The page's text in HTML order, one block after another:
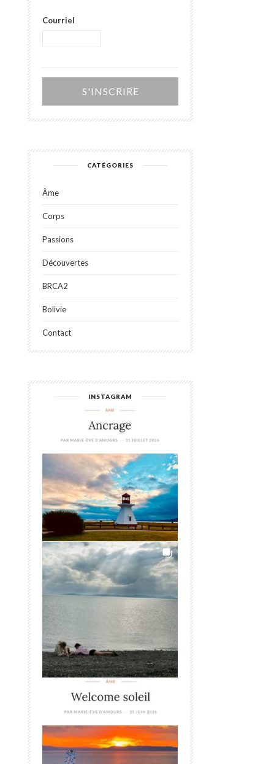
Courriel
Alternative:
CATÉGORIES
Âme
Corps
Passions
Découvertes
BRCA2
Bolivie
Contact
INSTAGRAM